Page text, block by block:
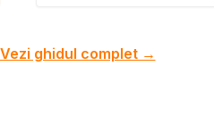
ghidul complet →